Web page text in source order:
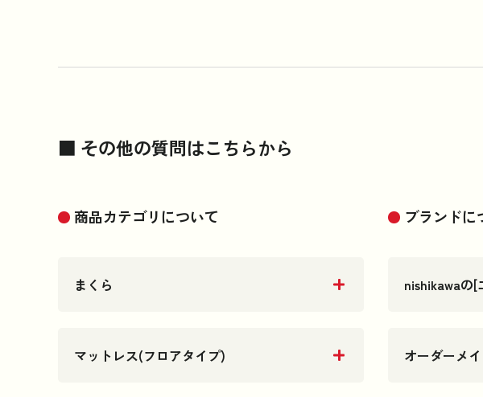
■ その他の質問はこちらから
商品カテゴリについて
まくら
マットレス(フロアタイプ)
ブランドに
nishikawaの[
オーダーメ